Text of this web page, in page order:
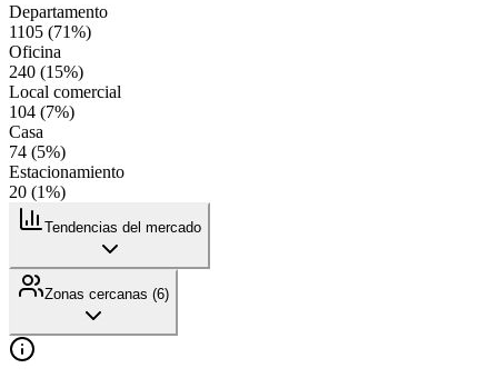
Departamento
1105 (71%)
Oficina
240 (15%)
Local comercial
104 (7%)
Casa
74 (5%)
Estacionamiento
20 (1%)
Tendencias del mercado
Zonas cercanas (6)